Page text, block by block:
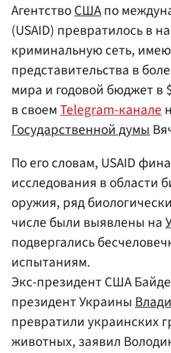
АгентствоСШАпо
(USAID) превратилось в
криминальную сеть,
представительства в
мира и годовой бюджет в
в своемTelegram-канале
Государственной думы
По его словам, USAID
исследования в области
оружия, ряд
числе были выявлены на
подвергались
испытаниям.
Экс-президент США
президент Украины
превратили украинских
животных, заявил